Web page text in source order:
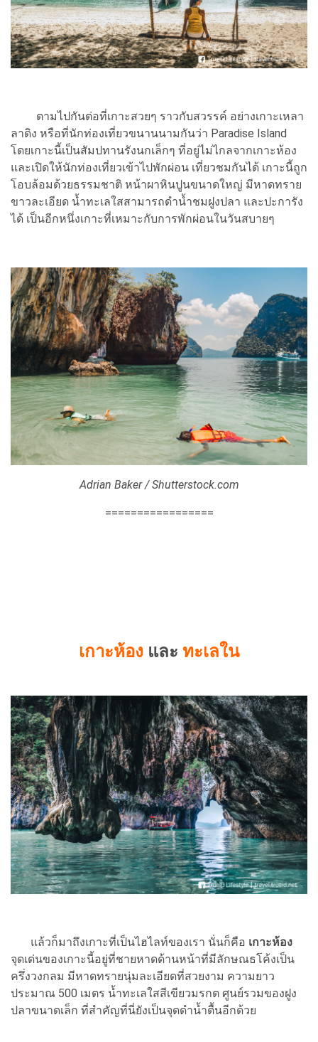
ตามไปกันต่อที่เกาะสวยๆ ราวกับสวรรค์ อย่างเกาะเหลา
ลาดิง หรือที่นักท่องเที่ยวขนานนามกันว่า Paradise Island
โดยเกาะนี้เป็นสัมปทานรังนกเล็กๆ ที่อยู่ไม่ไกลจากเกาะห้อง
และเปิดให้นักท่องเที่ยวเข้าไปพักผ่อน เที่ยวชมกันได้ เกาะนี้ถูก
โอบล้อมด้วยธรรมชาติ หน้าผาหินปูนขนาดใหญ่ มีหาดทราย
ขาวละเอียด น้ำทะเลใสสามารถดำน้ำชมฝูงปลา และปะการัง
ได้ เป็นอีกหนึ่งเกาะที่เหมาะกับการพักผ่อนในวันสบายๆ
Adrian Baker / Shutterstock.com
=================
เกาะห้อง และ ทะเลใน
แล้วก็มาถึงเกาะที่เป็นไฮไลท์ของเรา นั่นก็คือ เกาะห้อง
จุดเด่นของเกาะนี้อยู่ที่ชายหาดด้านหน้าที่มีลักษณธโค้งเป็น
ครึ่งวงกลม มีหาดทรายนุ่มละเอียดที่สวยงาม ความยาว
ประมาณ 500 เมตร น้ำทะเลใสสีเขียวมรกต ศูนย์รวมของฝูง
ปลาขนาดเล็ก ที่สำคัญที่นี่ยังเป็นจุดดำน้ำตื้นอีกด้วย